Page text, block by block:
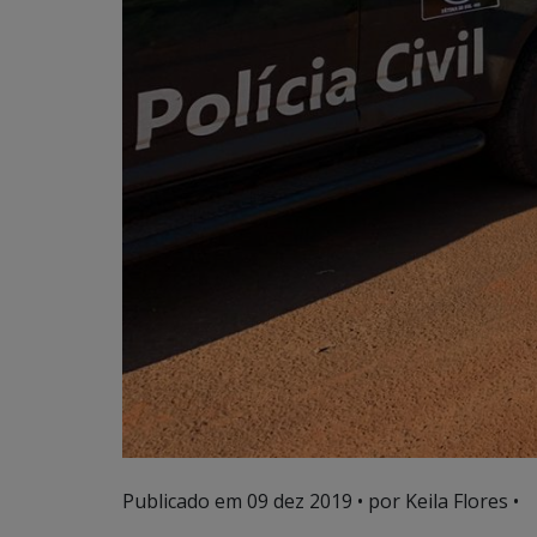
Publicado em 09 dez 2019 • por Keila Flores •